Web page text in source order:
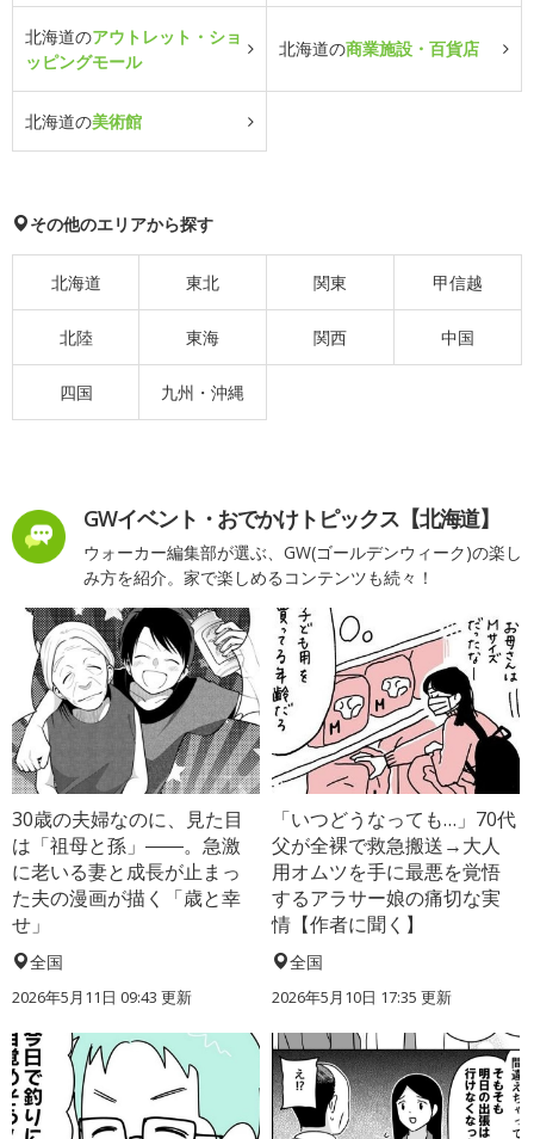
北海道のアウトレット・ショ
ッピングモール
北海道の商業施設・百貨店
北海道の美術館
その他のエリアから探す
北海道 東北 関東 甲信越
北陸 東海 関西 中国
四国 九州・沖縄
GWイベント・おでかけトピックス【北海道】
ウォーカー編集部が選ぶ、GW(ゴールデンウィーク)の楽し
み方を紹介。家で楽しめるコンテンツも続々！
30歳の夫婦なのに、見た目
は「祖母と孫」――。急激
に老いる妻と成長が止まっ
た夫の漫画が描く「歳と幸
せ」
全国
2026年5月11日 09:43 更新
「いつどうなっても…」70代
父が全裸で救急搬送→大人
用オムツを手に最悪を覚悟
するアラサー娘の痛切な実
情【作者に聞く】
全国
2026年5月10日 17:35 更新